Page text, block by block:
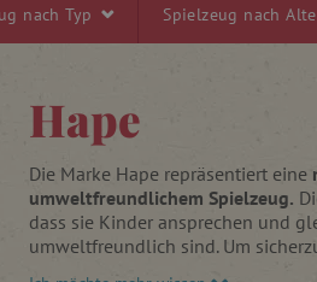
nach Typ Spielzeug nach
Hape
Die Marke Hape repräsentiert eine
umweltfreundlichem Spielzeug.
dass sie Kinder ansprechen und
umweltfreundlich sind. Um